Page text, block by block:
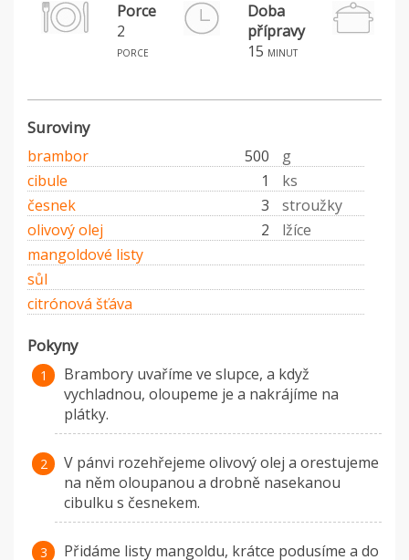
Porce
2
porce
Doba
přípravy
15 minut
Suroviny
brambor 500
g
cibule
1
ks
česnek
3
stroužky
olivový olej
2
lžíce
mangoldové listy
sůl
citrónová šťáva
Pokyny
Brambory uvaříme ve slupce, a když
vychladnou, oloupeme je a nakrájíme na
plátky.
V pánvi rozehřejeme olivový olej a orestujeme
na něm oloupanou a drobně nasekanou
cibulku s česnekem.
Přidáme listy mangoldu, krátce podusíme a do